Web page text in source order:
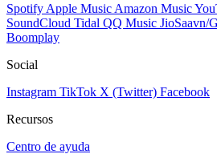
Spotify Apple Music Amazon Music
SoundCloud Tidal QQ Music JioSaavn/
Boomplay
Social
Instagram TikTok X (Twitter) Facebook
Recursos
Centro de ayuda